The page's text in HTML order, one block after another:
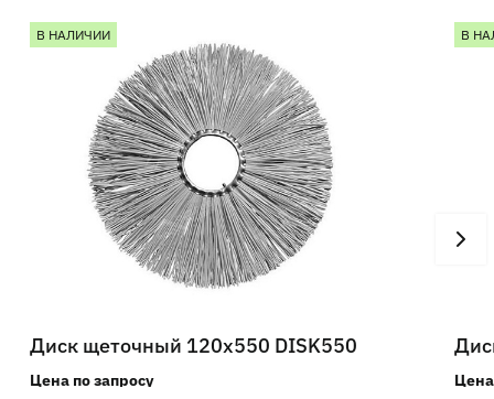
В НАЛИЧИИ
Диск щеточный 120х550 DISK550
Цена по запросу
В